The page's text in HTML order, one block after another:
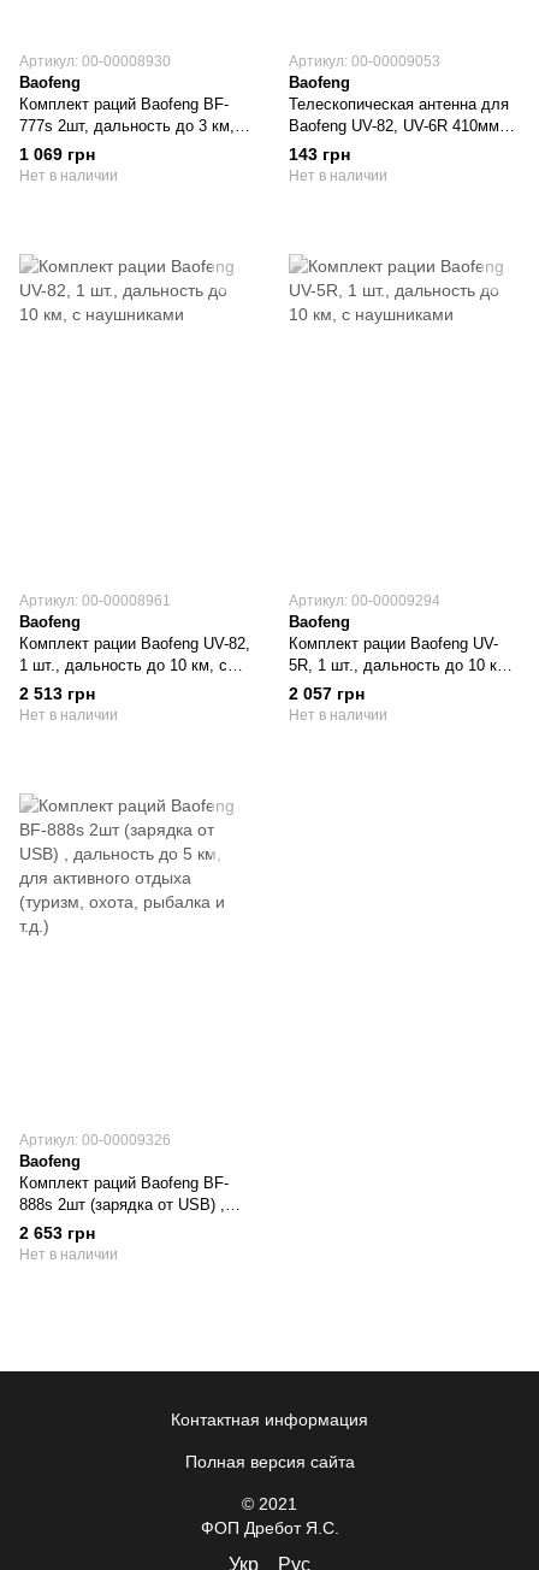
Артикул: 00-00008930
Baofeng
Комплект раций Baofeng BF-
777s 2шт, дальность до 3 км,
для туристов, охотников,
рыбаков и активного отдыха
1 069 грн
Нет в наличии
Артикул: 00-00009053
Baofeng
Телескопическая антенна для
Baofeng UV-82, UV-6R 410мм
1шт
143 грн
Нет в наличии
Артикул: 00-00008961
Baofeng
Комплект рации Baofeng UV-82,
1 шт., дальность до 10 км, с
наушниками
2 513 грн
Нет в наличии
Артикул: 00-00009294
Baofeng
Комплект рации Baofeng UV-
5R, 1 шт., дальность до 10 км,
с наушниками
2 057 грн
Нет в наличии
Артикул: 00-00009326
Baofeng
Комплект раций Baofeng BF-
888s 2шт (зарядка от USB) ,
дальность до 5 км, для
активного отдыха (туризм,
2 653 грн
Нет в наличии
Контактная информация
Полная версия сайта
© 2021
ФОП Дребот Я.С.
Укр Рус